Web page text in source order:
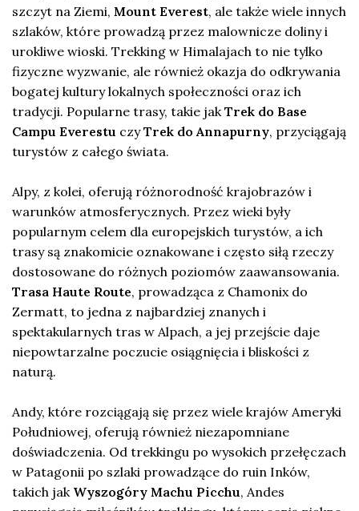
szczyt na Ziemi, Mount Everest, ale także wiele innych
szlaków, które prowadzą przez malownicze doliny i
urokliwe wioski. Trekking w Himalajach to nie tylko
fizyczne wyzwanie, ale również okazja do odkrywania
bogatej kultury lokalnych społeczności oraz ich
tradycji. Popularne trasy, takie jak Trek do Base
Campu Everestu czyTrek do Annapurny, przyciągają
turystów z całego świata.
Alpy, z kolei, oferują różnorodność krajobrazów i
warunków atmosferycznych. Przez wieki były
popularnym celem dla europejskich turystów, a ich
trasy są znakomicie oznakowane i często siłą rzeczy
dostosowane do różnych poziomów zaawansowania.
Trasa Haute Route, prowadząca z Chamonix do
Zermatt, to jedna z najbardziej znanych i
spektakularnych tras w Alpach, a jej przejście daje
niepowtarzalne poczucie osiągnięcia i bliskości z
naturą.
Andy, które rozciągają się przez wiele krajów Ameryki
Południowej, oferują również niezapomniane
doświadczenia. Od trekkingu po wysokich przełęczach
w Patagonii po szlaki prowadzące do ruin Inków,
takich jak Wyszogóry Machu Picchu, Andes